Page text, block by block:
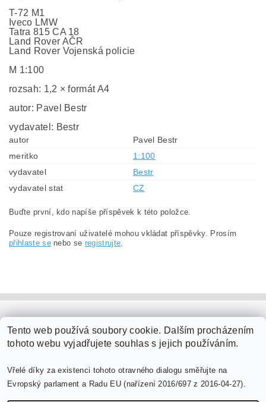
T-72 M1
Iveco LMW
Tatra 815 CA 18
Land Rover AČR
Land Rover Vojenská policie
M 1:100
rozsah: 1,2 × formát A4
autor: Pavel Bestr
vydavatel: Bestr
autor
Pavel Bestr
meritko
1:100
vydavatel
Bestr
vydavatel stat
CZ
Buďte první, kdo napíše příspěvek k této položce.
Pouze registrovaní uživatelé mohou vkládat příspěvky. Prosím
přihlaste senebo se registrujte.
Tento web používá soubory cookie. Dalším procházením
tohoto webu vyjadřujete souhlas s jejich používáním.
Vřelé díky za existenci tohoto otravného dialogu směřujte na
Evropský parlament a Radu EU (nařízení 2016/697 z 2016-04-27).